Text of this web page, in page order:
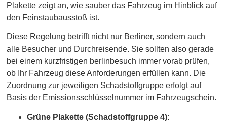
Plakette zeigt an, wie sauber das Fahrzeug im Hinblick auf
den Feinstaubausstoß ist.
Diese Regelung betrifft nicht nur Berliner, sondern auch
alle Besucher und Durchreisende. Sie sollten also gerade
bei einem kurzfristigen berlinbesuch immer vorab prüfen,
ob Ihr Fahrzeug diese Anforderungen erfüllen kann. Die
Zuordnung zur jeweiligen Schadstoffgruppe erfolgt auf
Basis der Emissionsschlüsselnummer im Fahrzeugschein.
Grüne Plakette (Schadstoffgruppe 4):